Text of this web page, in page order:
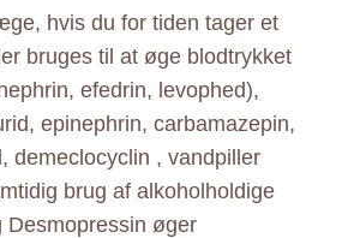
hvis du for tiden tager et
bruges til at øge blodtrykket
efedrin, levophed),
epinephrin, carbamazepin,
demeclocyclin , vandpiller
brug af alkoholholdige
Desmopressin øger